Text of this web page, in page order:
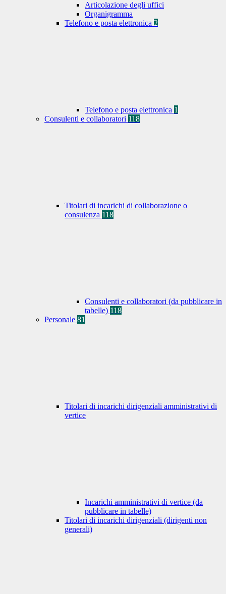
Articolazione degli uffici
Organigramma
Telefono e posta elettronica 2
Telefono e posta elettronica 1
Consulenti e collaboratori 118
Titolari di incarichi di collaborazione o
consulenza 118
Consulenti e collaboratori (da pubblicare in
tabelle) 118
Personale 81
Titolari di incarichi dirigenziali amministrativi di
vertice
Incarichi amministrativi di vertice (da
pubblicare in tabelle)
Titolari di incarichi dirigenziali (dirigenti non
generali)